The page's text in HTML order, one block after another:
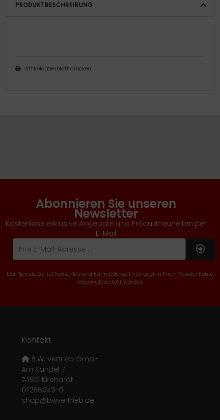
PRODUKTBESCHREIBUNG
.
Artikeldatenblatt drucken
Abonnieren Sie unseren
Newsletter
Kostenlose exklusive Angebote und Produktneuheiten per
E-Mail
Der Newsletter ist kostenlos und kann jederzeit hier oder in Ihrem Kundenkonto
wieder abbestellt werden.
Kontakt
B.W. Vertrieb GmbH
Am Kandel 7
74912 Kirchardt
07266949-0
shop@bwvertrieb.de